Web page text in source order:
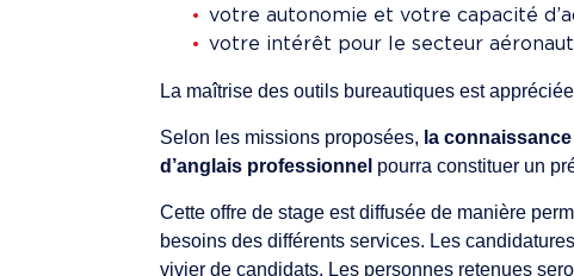
votre autonomie et votre capacité
votre intérêt pour le secteur
La maîtrise des outils bureautiques est
Selon les missions proposées, la
d’anglais professionnel pourra constituer un
Cette offre de stage est diffusée de manière
besoins des différents services. Les
vivier de candidats. Les personnes retenues